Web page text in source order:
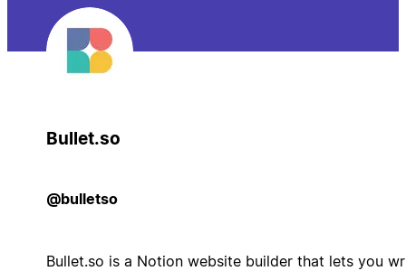
Bullet.so
@bulletso
Bullet.so is a Notion website builder that lets you